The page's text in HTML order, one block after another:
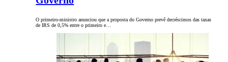
O primeiro-ministro anunciou que a proposta do Governo prevê decréscimos das taxas
de IRS de 0,5% entre o primeiro e…